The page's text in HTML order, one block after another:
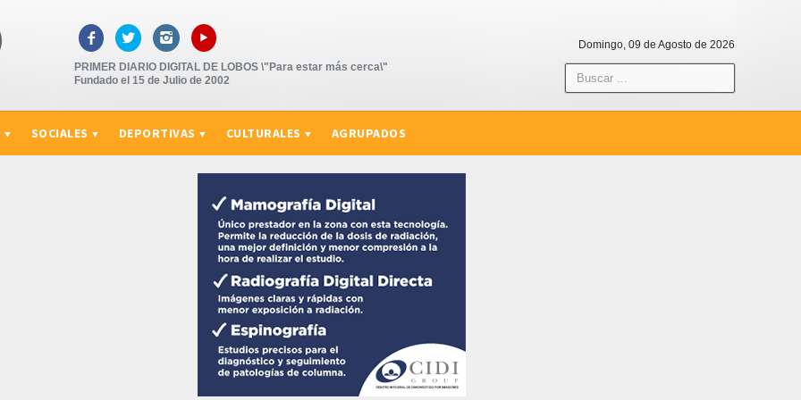
   ▸
PRIMER DIARIO DIGITAL DE LOBOS \"Para estar más cerca\"
Fundado el 15 de Julio de 2002
Domingo, 09 de Agosto de 2026
SOCIALES DEPORTIVAS CULTURALES AGRUPADOS